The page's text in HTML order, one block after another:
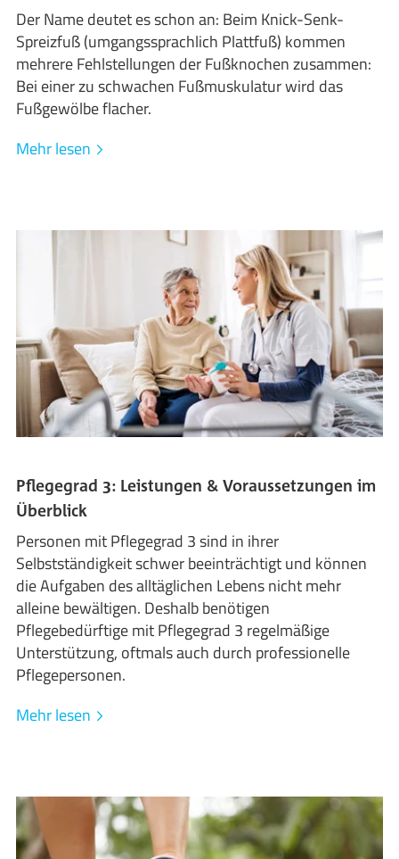
Der Name deutet es schon an: Beim Knick-Senk-
Spreizfuß (umgangssprachlich Plattfuß) kommen
mehrere Fehlstellungen der Fußknochen zusammen:
Bei einer zu schwachen Fußmuskulatur wird das
Fußgewölbe flacher.
Mehr lesen
Pflegegrad 3: Leistungen & Voraussetzungen im
Überblick
Personen mit Pflegegrad 3 sind in ihrer
Selbstständigkeit schwer beeinträchtigt und können
die Aufgaben des alltäglichen Lebens nicht mehr
alleine bewältigen. Deshalb benötigen
Pflegebedürftige mit Pflegegrad 3 regelmäßige
Unterstützung, oftmals auch durch professionelle
Pflegepersonen.
Mehr lesen